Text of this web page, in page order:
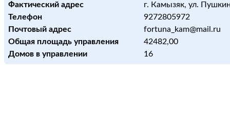
Фактический адрес
г. Камызяк, ул.
Телефон
9272805972
Почтовый адрес
fortuna_kam@mail.ru
Общая площадь управления
42482,00
Домов в управлении
16